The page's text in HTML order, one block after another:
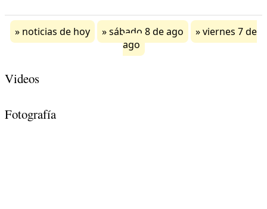
noticias de hoy sábado 8 de ago
viernes 7 de
ago
Videos
Fotografía